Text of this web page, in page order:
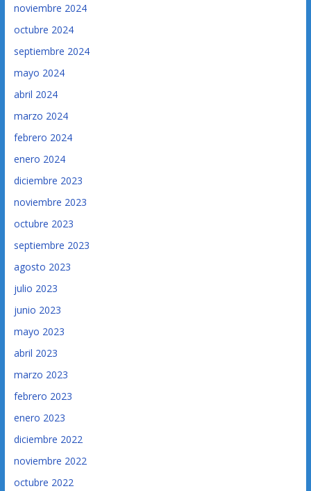
noviembre 2024
octubre 2024
septiembre 2024
mayo 2024
abril 2024
marzo 2024
febrero 2024
enero 2024
diciembre 2023
noviembre 2023
octubre 2023
septiembre 2023
agosto 2023
julio 2023
junio 2023
mayo 2023
abril 2023
marzo 2023
febrero 2023
enero 2023
diciembre 2022
noviembre 2022
octubre 2022